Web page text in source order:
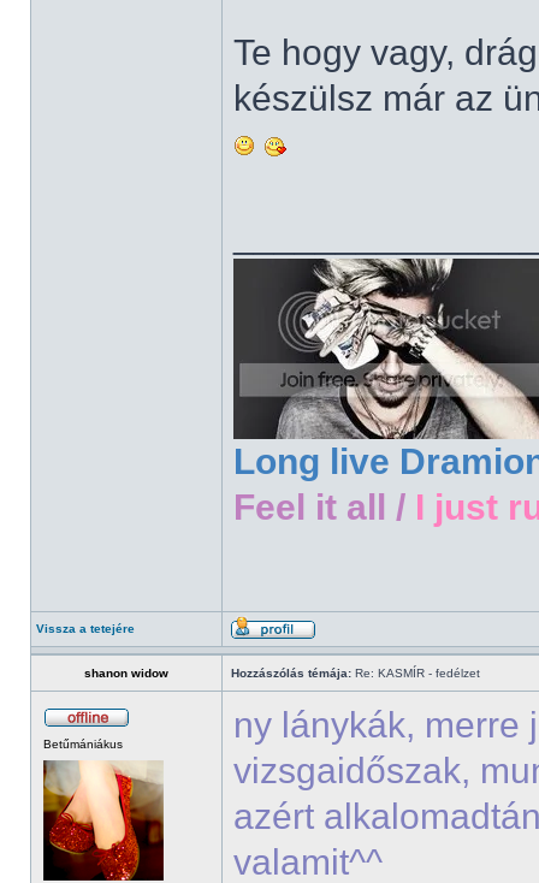
Te hogy vagy,
készülsz már az
Long live
Feel it all / I just
Vissza a tetejére
shanon widow Hozzászólás témája: Re: KASMÍR - fedélzet
Betűmániákus
ny lánykák, merre
vizsgaidőszak,
azért
valamit^^